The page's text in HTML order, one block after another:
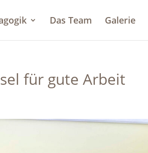
Das Team Galerie
für gute Arbeit